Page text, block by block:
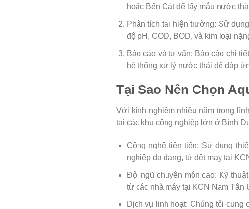
hoặc Bến Cát để lấy mẫu nước
Phân tích tại hiện trường: Sử
độ pH, COD, BOD, và kim loại
Báo cáo và tư vấn: Báo cáo chi
hệ thống xử lý nước thải để đáp
Tại Sao Nên Chọn
Với kinh nghiệm nhiều năm trong
tại các khu công nghiệp lớn ở Bình
Công nghệ tiên tiến: Sử dụng
nghiệp đa dạng, từ dệt may tại
Đội ngũ chuyên môn cao: Kỹ
từ các nhà máy tại KCN Nam Tân
Dịch vụ linh hoạt: Chúng tôi cung